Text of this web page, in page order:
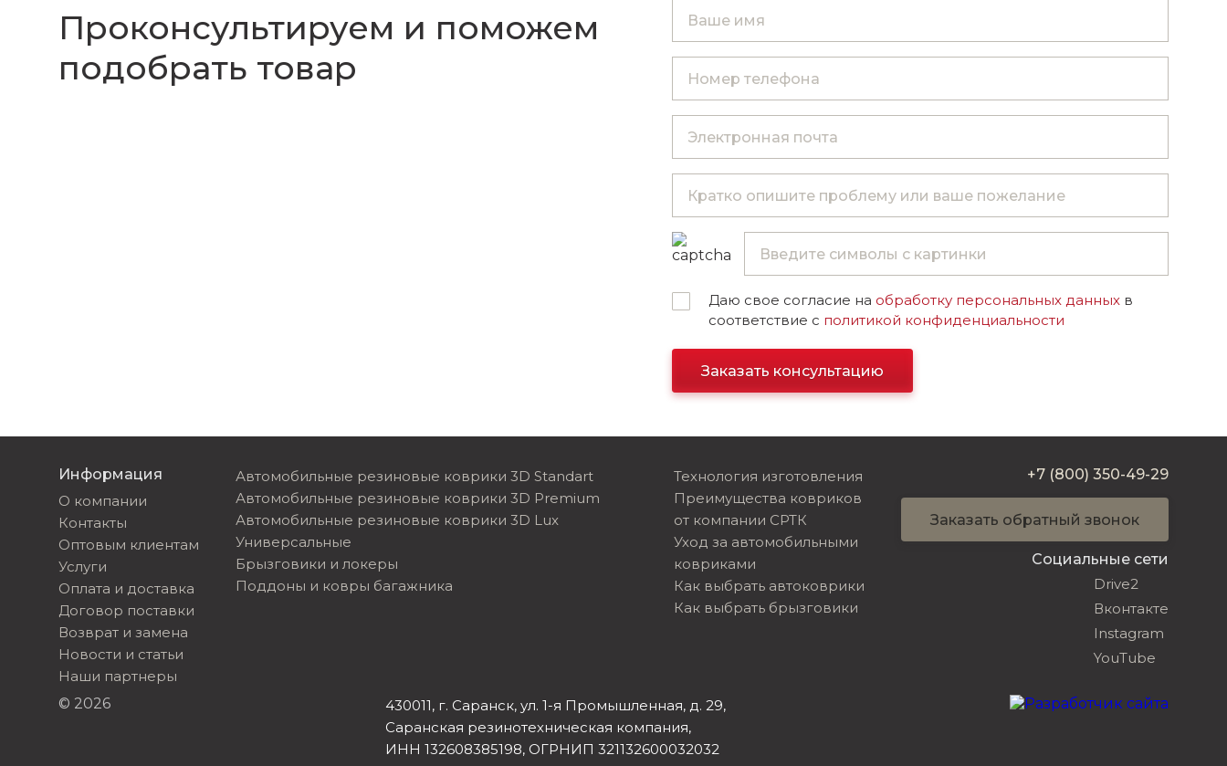
Проконсультируем и поможем
подобрать товар
Даю свое согласие на обработку персональных данных в
соответствие с политикой конфиденциальности
Заказать консультацию
Информация
О компании
Контакты
Оптовым клиентам
Услуги
Оплата и доставка
Договор поставки
Возврат и замена
Новости и статьи
Наши партнеры
Автомобильные резиновые коврики 3D Standart
Автомобильные резиновые коврики 3D Premium
Автомобильные резиновые коврики 3D Lux
Универсальные
Брызговики и локеры
Поддоны и ковры багажника
Технология изготовления
Преимущества ковриков
от компании СРТК
Уход за автомобильными
ковриками
Как выбрать автоковрики
Как выбрать брызговики
+7 (800) 350-49-29
Заказать обратный звонок
Социальные сети
Drive2
Вконтакте
Instagram
YouTube
© 2026
430011, г. Саранск, ул. 1-я Промышленная, д. 29,
Саранская резинотехническая компания,
ИНН 132608385198, ОГРНИП 321132600032032